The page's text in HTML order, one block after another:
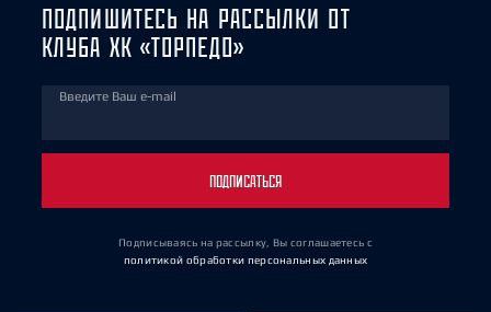
ПОДПИШИТЕСЬ НА РАССЫЛКИ ОТ
КЛУБА ХК «ТОРПЕДО»
Введите Ваш e-mail
ПОДПИСАТЬСЯ
Подписываясь на рассылку, Вы соглашаетесь с
политикой обработки персональных данных